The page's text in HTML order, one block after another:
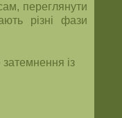
переглянути
різні фази
із